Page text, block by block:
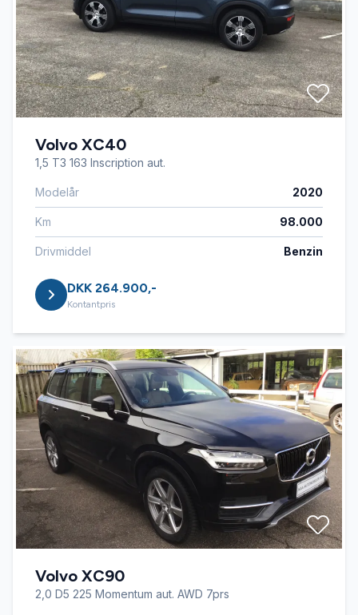
Volvo XC40
1,5 T3 163 Inscription aut.
Modelår 2020
Km 98.000
Drivmiddel Benzin
DKK 264.900,-
Kontantpris
Volvo XC90
2,0 D5 225 Momentum aut. AWD 7prs